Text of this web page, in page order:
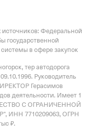
Федеральной
государственной
в сфере закупок
тер автодорога
Руководитель
Герасимов
деятельности. Имеет 1
С ОГРАНИЧЕННОЙ
7710209063, ОГРН
₽.